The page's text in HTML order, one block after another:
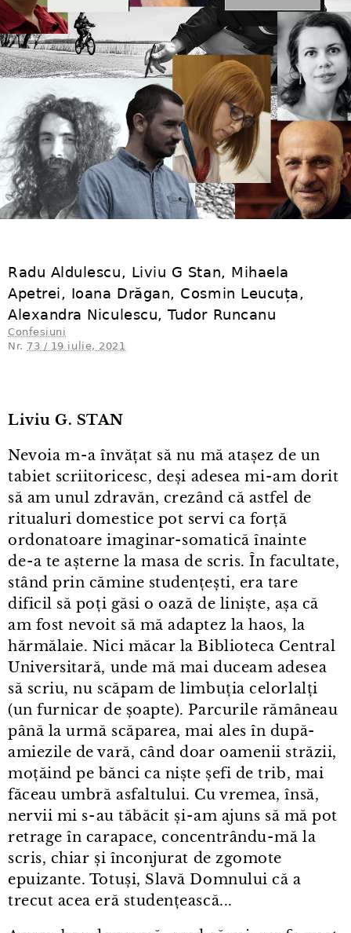
Radu Aldulescu, Liviu G Stan, Mihaela
Apetrei, Ioana Drăgan, Cosmin Leucuța,
Alexandra Niculescu, Tudor Runcanu
Confesiuni
Nr. 73 / 19 iulie, 2021
Liviu G. STAN
Nevoia m⁠-⁠a învățat să nu mă atașez de un
tabiet scriitoricesc, deși adesea mi⁠-⁠am dorit
să am unul zdravăn, crezând că astfel de
ritualuri domestice pot servi ca forță
ordonatoare imaginar⁠-⁠somatică înainte
de⁠-⁠a te așterne la masa de scris. În facultate,
stând prin cămine studențești, era tare
dificil să poți găsi o oază de liniște, așa că
am fost nevoit să mă adaptez la haos, la
hărmălaie. Nici măcar la Biblioteca Central
Universitară, unde mă mai duceam adesea
să scriu, nu scăpam de limbuția celorlalți
(un furnicar de șoapte). Parcurile rămâneau
până la urmă scăparea, mai ales în după-
amiezile de vară, când doar oamenii străzii,
moțăind pe bănci ca niște șefi de trib, mai
făceau umbră asfaltului. Cu vremea, însă,
nervii mi s⁠-⁠au tăbăcit și⁠-⁠am ajuns să mă pot
retrage în carapace, concentrându⁠-⁠mă la
scris, chiar și înconjurat de zgomote
epuizante. Totuși, Slavă Domnului că a
trecut acea eră studențească...